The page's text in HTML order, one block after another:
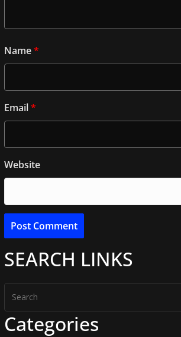
Name*
Email*
Website
SEARCH LINKS
Categories